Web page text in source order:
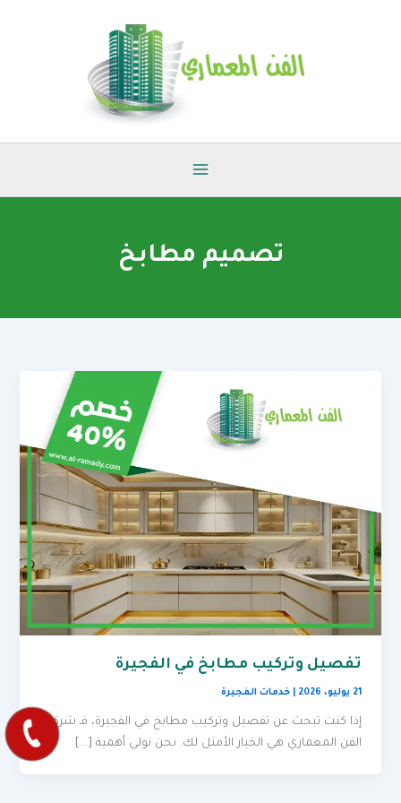
تصميم مطابخ
تفصيل وتركيب مطابخ في الفجيرة
21 يوليو، 2026 |خدمات الفجيرة
إذا كنت تبحث عن تفصيل وتركيب مطابخ في الفجيرة، فـ شركة
الفن المعماري هي الخيار الأمثل لك. نحن نولي أهمية […]